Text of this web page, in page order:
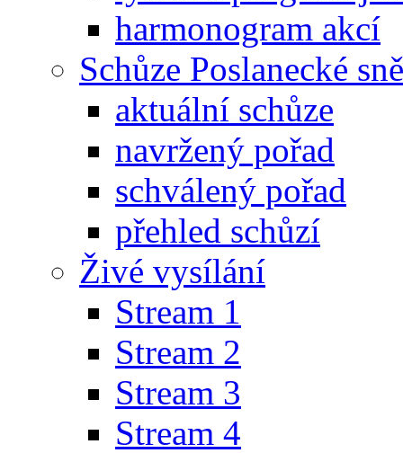
harmonogram akcí
Schůze Poslanecké
aktuální schůze
navržený pořad
schválený pořad
přehled schůzí
Živé vysílání
Stream 1
Stream 2
Stream 3
Stream 4